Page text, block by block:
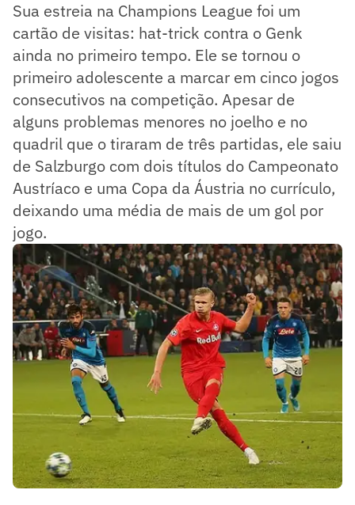
Sua estreia na Champions League foi um
cartão de visitas: hat-trick contra o Genk
ainda no primeiro tempo. Ele se tornou o
primeiro adolescente a marcar em cinco jogos
consecutivos na competição. Apesar de
alguns problemas menores no joelho e no
quadril que o tiraram de três partidas, ele saiu
de Salzburgo com dois títulos do Campeonato
Austríaco e uma Copa da Áustria no currículo,
deixando uma média de mais de um gol por
jogo.